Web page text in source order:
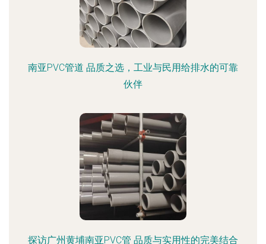
南亚PVC管道 品质之选，工业与民用给排水的可靠
伙伴
探访广州黄埔南亚PVC管 品质与实用性的完美结合